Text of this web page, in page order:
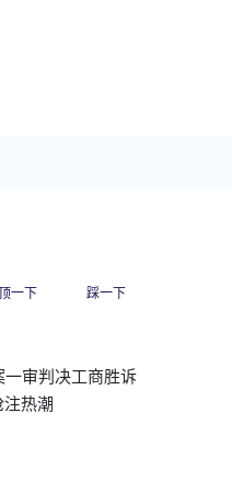
一下 踩一下
一审判决工商胜诉
热潮